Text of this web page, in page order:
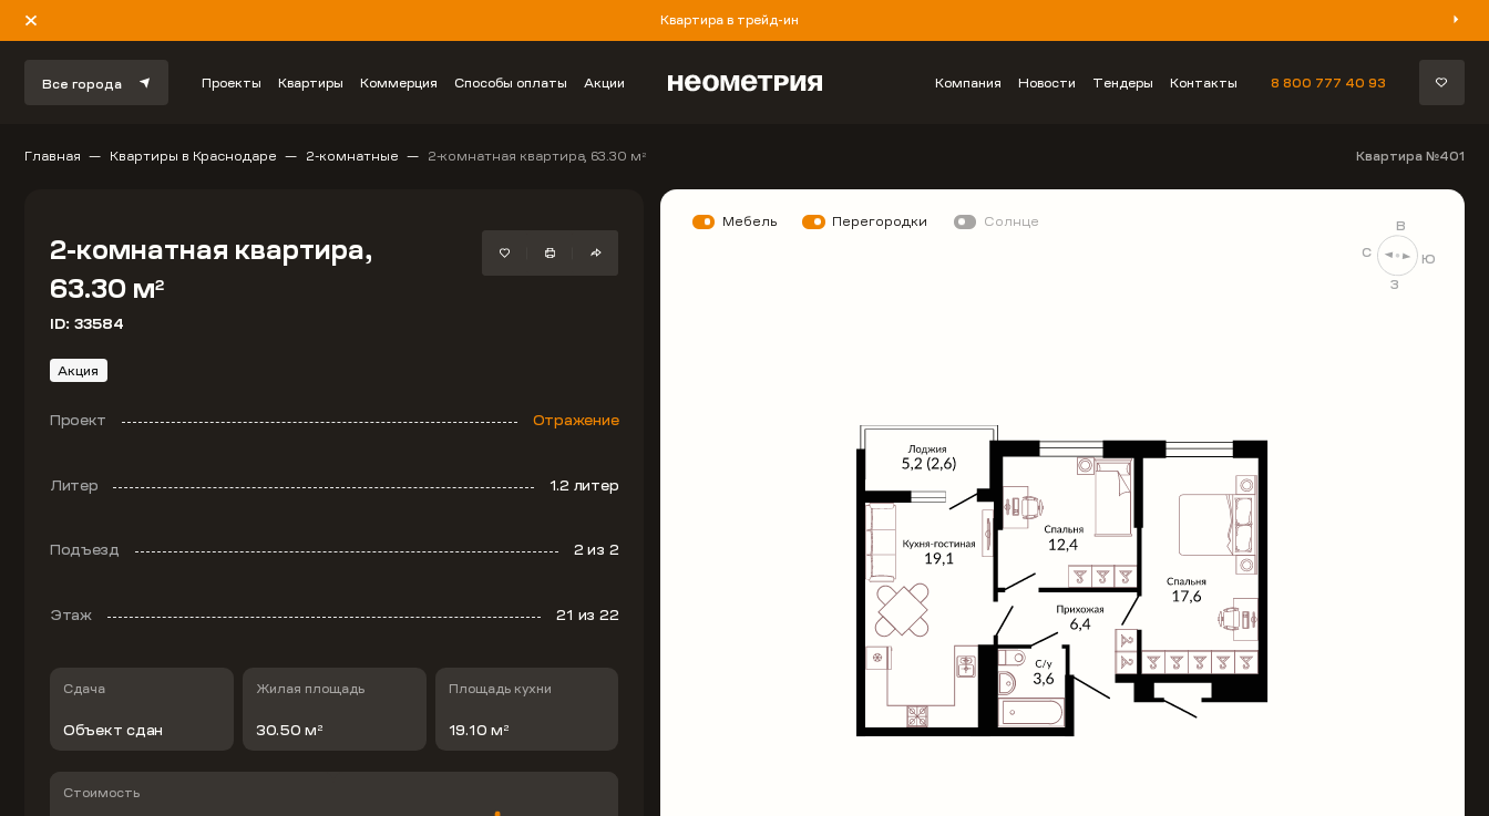
Квартира в трейд-ин
Все города Проекты Квартиры Коммерция Способы оплаты Акции Компания Новости Тендеры Контакты 8 800 777 40 93
Главная Квартиры в Краснодаре 2-комнатные 2-комнатная квартира, 63.30 м 2 Квартира №401
2-комнатная квартира,
63.30 м2
ID: 33584
Акция
Проект Отражение
Литер 1.2 литер
Подъезд 2из 2
Этаж 21 из 22
Сдача
Объект сдан
Жилая площадь
30.50 м 2
Площадь кухни
19.10 м 2
Стоимость
С
В
Ю
З
Мебель Перегородки Солнце